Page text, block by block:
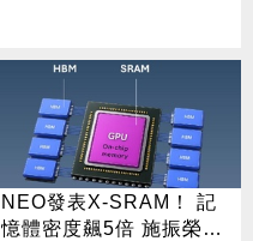
NEO發表X-SRAM！ 記
憶體密度飆5倍 施振榮：